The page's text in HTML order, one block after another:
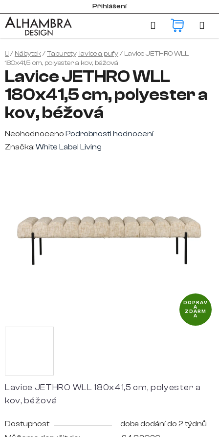
na
obsah
Přihlášení
Hledat
Domů
/ Nábytek/Taburety, lavice a pufy/ Lavice JETHRO WLL
180x41,5 cm, polyester a kov, béžová
Lavice JETHRO WLL 180x41,5 cm, polyester a
kov, béžová
Dostupnost
doba dodání do 2 týdnů
Lavice JETHRO WLL
180x41,5 cm, polyester a
kov, béžová
Průměrné
hodnocení
hvězdiček.
Neohodnoceno Podrobnosti hodnocení
Značka:White Label Living
DOPRAV
A
ZDARM
A